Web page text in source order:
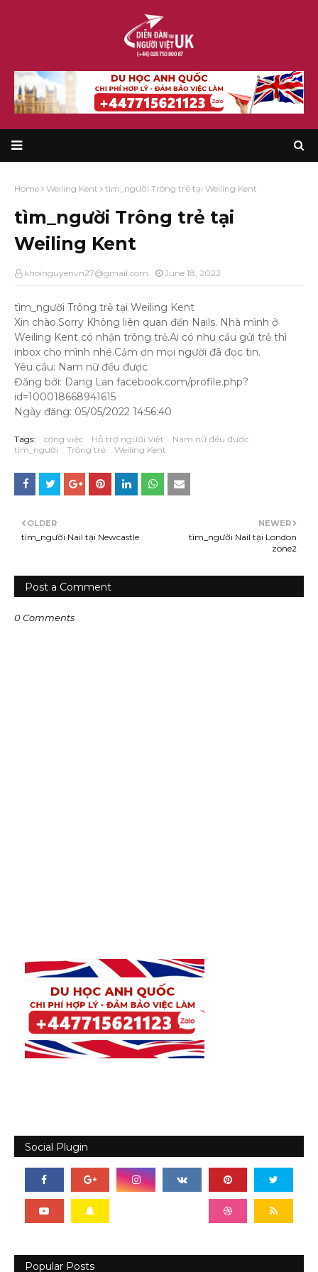
Home Weiling Kent tìm_người Trông trẻ tại Weiling Kent
tìm_người Trông trẻ tại
Weiling Kent
khoinguyenvn27@gmail.com June 18, 2022
tìm_người Trông trẻ tại Weiling Kent
Xin chào.Sorry Không liên quan đến Nails. Nhà mình ở
Weiling Kent có nhận trông trẻ.Ai có nhu cầu gửi trẻ thì
inbox cho mình nhé.Cảm ơn mọi người đã đọc tin.
Yêu cầu: Nam nữ đều được
Đăng bởi: Dang Lan facebook.com/profile.php?
id=100018668941615
Ngày đăng: 05/05/2022 14:56:40
Tags: công việc Hỗ trợ người Việt
Nam nữ đều được
tìm_người
Trông trẻ Weiling Kent
NEWER
tìm_người Nail tại London
zone2
OLDER
tìm_người Nail tại Newcastle
Post a Comment
0 Comments
Social Plugin
Popular Posts